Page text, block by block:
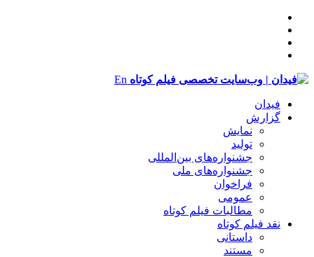
En
فیدان
گزارش
نمایش
تولید
‌‌جشنواره‌های بین‌المللی
جشنواره‌های ملی
فراخوان
عمومی
مطالبات فیلم کوتاه
نقد فیلم کوتاه
داستانی
مستند